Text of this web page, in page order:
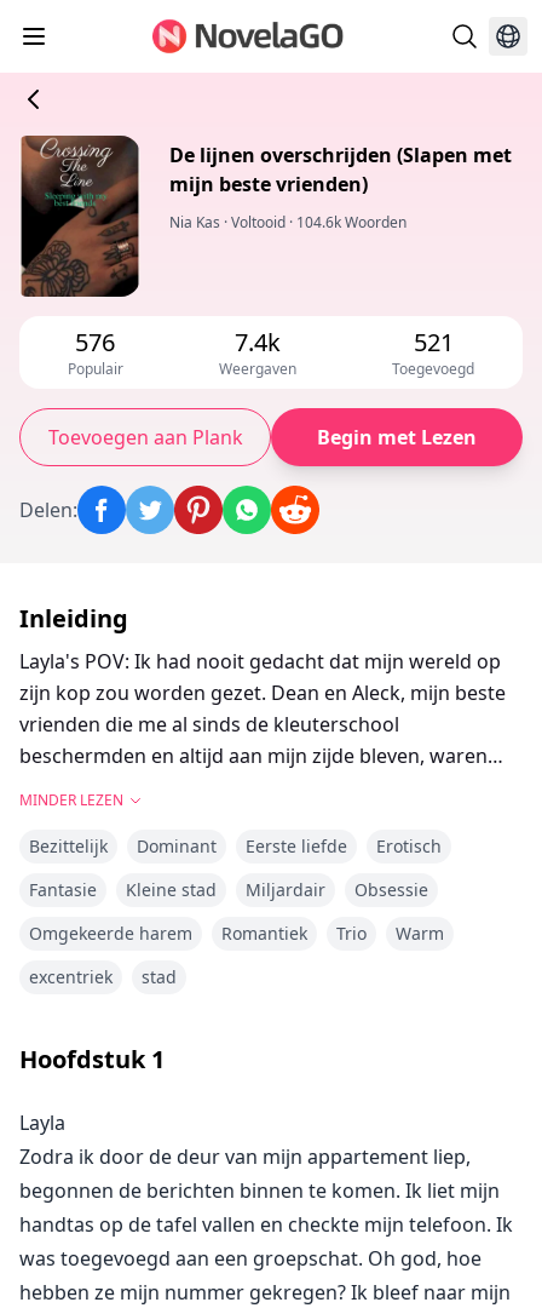
De lijnen overschrijden (Slapen met
mijn beste vrienden)
Nia Kas ·Voltooid · 104.6k Woorden
576
Populair
7.4k
Weergaven
521
Toegevoegd
Toevoegen aan Plank Begin met Lezen
Delen:
Inleiding
Layla's POV: Ik had nooit gedacht dat mijn wereld op
zijn kop zou worden gezet. Dean en Aleck, mijn beste
vrienden die me al sinds de kleuterschool
beschermden en altijd aan mijn zijde bleven, waren
verborg het zo goed totdat het niet meer ging.
Verliefd worden op je beste vrienden is iets wat je niet
zijn. Onze vriendschap was goed totdat ik hen verliet
voor mijn eigen gemoedsrust. Verdwijnen deed het
geheimen onthulde. En enkele van hun geheimen.
op. Ik had geen idee dat de reünie slechts een list was
om weer in mijn leven te komen en dat ze het lange
spel speelden, ervoor zorgend dat ik alleen van hen
zou zijn.
Dean's POV: Op het moment dat ik de deur opendeed
MINDER LEZEN
Bezittelijk Dominant Eerste liefde
Erotisch
Fantasie
Kleine stad Miljardair
Obsessie
Omgekeerde harem
Romantiek Trio
Warm
excentriek
stad
Hoofdstuk1
Layla
Zodra ik door de deur van mijn appartement liep,
begonnen de berichten binnen te komen. Ik liet mijn
handtas op de tafel vallen en checkte mijn telefoon. Ik
was toegevoegd aan een groepschat. Oh god, hoe
hebben ze mijn nummer gekregen? Ik bleef naar mijn